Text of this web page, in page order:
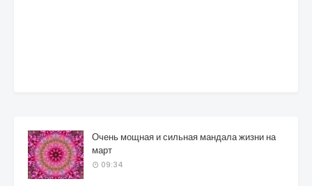
Очень мощная и сильная мандала жизни на
март
09:34